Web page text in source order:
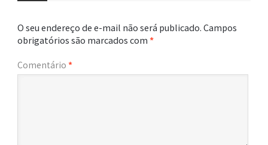
O seu endereço de e-mail não será publicado.Campos
obrigatórios são marcados com*
Comentário *